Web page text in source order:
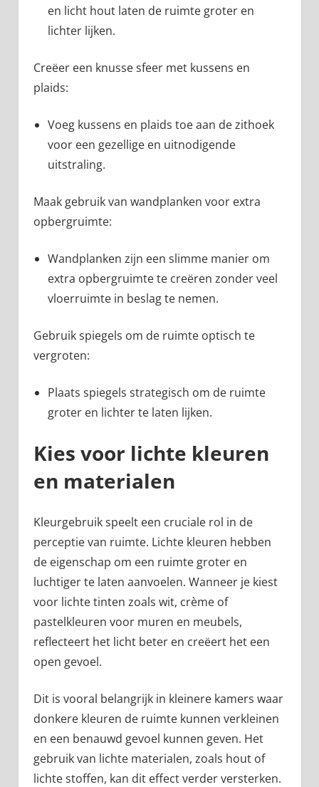
en licht hout laten de ruimte groter en
lichter lijken.
Creëer een knusse sfeer met kussens en
plaids:
Voeg kussens en plaids toe aan de zithoek
voor een gezellige en uitnodigende
uitstraling.
Maak gebruik van wandplanken voor extra
opbergruimte:
Wandplanken zijn een slimme manier om
extra opbergruimte te creëren zonder veel
vloerruimte in beslag te nemen.
Gebruik spiegels om de ruimte optisch te
vergroten:
Plaats spiegels strategisch om de ruimte
groter en lichter te laten lijken.
Kies voor lichte kleuren
en materialen
Kleurgebruik speelt een cruciale rol in de
perceptie van ruimte. Lichte kleuren hebben
de eigenschap om een ruimte groter en
luchtiger te laten aanvoelen. Wanneer je kiest
voor lichte tinten zoals wit, crème of
pastelkleuren voor muren en meubels,
reflecteert het licht beter en creëert het een
open gevoel.
Dit is vooral belangrijk in kleinere kamers waar
donkere kleuren de ruimte kunnen verkleinen
en een benauwd gevoel kunnen geven. Het
gebruik van lichte materialen, zoals hout of
lichte stoffen, kan dit effect verder versterken.